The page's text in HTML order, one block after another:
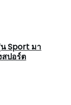
น Sport มา
สปอร์ต